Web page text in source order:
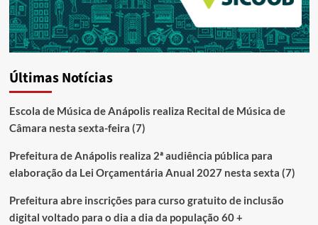
Últimas Notícias
Escola de Música de Anápolis realiza Recital de Música de
Câmara nesta sexta-feira (7)
Prefeitura de Anápolis realiza 2ª audiência pública para
elaboração da Lei Orçamentária Anual 2027 nesta sexta (7)
Prefeitura abre inscrições para curso gratuito de inclusão
digital voltado para o dia a dia da população 60 +